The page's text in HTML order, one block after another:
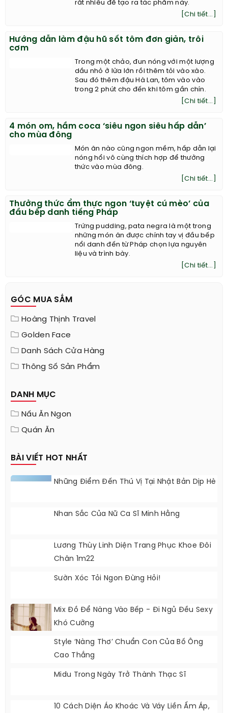
rất nhiều để tạo ra tác phẩm này.
[Chi tiết...]
Hướng dẫn làm đậu hũ sốt tôm đơn giản, trôi
cơm
Trong một chảo, đun nóng với một lượng
dầu nhỏ ở lửa lớn rồi thêm tỏi vào xào.
Sau đó thêm đậu Hà Lan, tôm vào vào
trong 2 phút cho đến khi tôm gần chín.
[Chi tiết...]
4 món om, hầm coca ‘siêu ngon siêu hấp dẫn’
cho mùa đông
Món ăn nào cũng ngon mềm, hấp dẫn lại
nóng hổi vô cùng thích hợp để thưởng
thức vào mùa đông.
[Chi tiết...]
Thưởng thức ẩm thực ngon ‘tuyệt cú mèo’ của
đầu bếp danh tiếng Pháp
Trứng pudding, pata negra là một trong
những món ăn được chính tay vị đầu bếp
nổi danh đến từ Pháp chọn lựa nguyên
liệu và trình bày.
[Chi tiết...]
GÓC MUA SẮM
Hoàng Thịnh Travel
Golden Face
Danh Sách Cửa Hàng
Thông Số Sản Phẩm
DANH MỤC
Nấu Ăn Ngon
Quán Ăn
BÀI VIẾT HOT NHẤT
Những Điểm Đến Thú Vị Tại Nhật Bản Dịp Hè
Nhan Sắc Của Nữ Ca Sĩ Minh Hằng
Lương Thùy Linh Diện Trang Phục Khoe Đôi
Chân 1m22
Sườn Xóc Tỏi Ngon Đừng Hỏi!
Mix Đồ Để Nàng Vào Bếp - Đi Ngủ Đều Sexy
Khó Cưỡng
Style ‘nàng Thơ’ Chuẩn Con Của Bố Ông
Cao Thắng
Midu Trong Ngày Trở Thành Thạc Sĩ
10 Cách Diện Áo Khoác Và Váy Liền Ấm Áp,